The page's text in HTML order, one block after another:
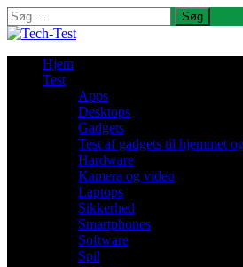
Søg
efter:
Hjem
Test
Apps
Desktops
Gadgets
Test af gadgets til hjemmet
Hardware
Kamera og video
Laptops
Sikkerhed
Smartphones
Software
Spil